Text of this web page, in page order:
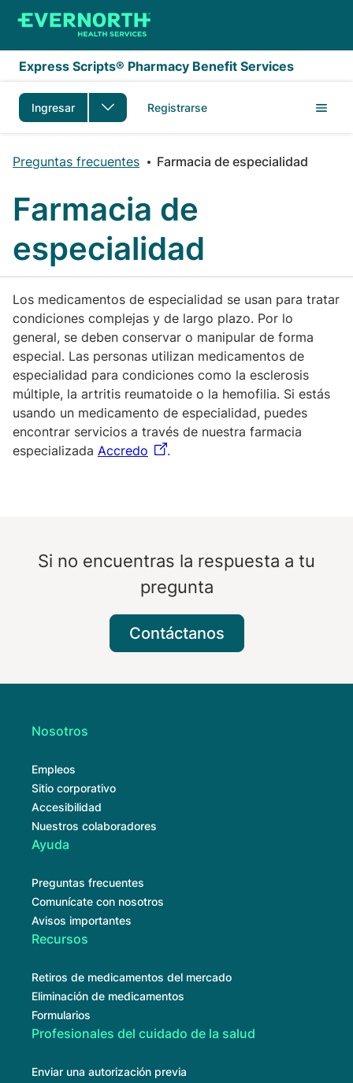
Saltar al contenido principal
Express Scripts® Pharmacy Benefit Services
Ingresar Registrarse
Preguntas frecuentes Farmacia de especialidad
Farmacia de
especialidad
Los medicamentos de especialidad se usan para tratar
condiciones complejas y de largo plazo. Por lo
general, se deben conservar o manipular de forma
especial. Las personas utilizan medicamentos de
especialidad para condiciones como la esclerosis
múltiple, la artritis reumatoide o la hemofilia. Si estás
usando un medicamento de especialidad, puedes
encontrar servicios a través de nuestra farmacia
especializada Accredo .
Si no encuentras la respuesta a tu
pregunta
Contáctanos
Nosotros
Empleos
Sitio corporativo
Accesibilidad
Nuestros colaboradores
Ayuda
Preguntas frecuentes
Comunícate con nosotros
Avisos importantes
Recursos
Retiros de medicamentos del mercado
Eliminación de medicamentos
Formularios
Profesionales del cuidado de la salud
Enviar una autorización previa